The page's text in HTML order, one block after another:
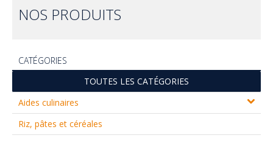
NOS PRODUITS
CATÉGORIES
TOUTES LES CATÉGORIES
Aides culinaires
Riz, pâtes et céréales